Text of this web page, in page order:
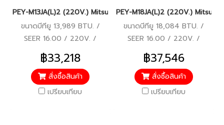
PEY-M13JA(L)2 (220V.) Mitsubishi Electric Mr.Slim รุ่นซ่อนในฝ้
ขนาดบีทียู 13,989 BTU. /
SEER 16.00 / 220V. /
ประหยัดไฟเบอร์ 5 / รีโมทไร้สาย
฿33,218
สั่งซื้อสินค้า
เปรียบเทียบ
PEY-M18JA(L)2 (220V.)
ขนาดบีทียู 18,084 BTU. /
SEER 16.00 / 220V. /
ประหยัดไฟเบอร์ 5 / รีโมทไร้สาย
฿37,546
สั่งซื้อสินค้า
เปรียบเทียบ